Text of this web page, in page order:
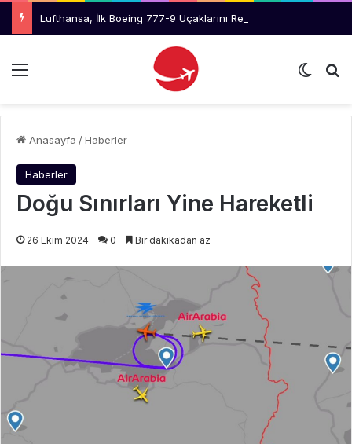
Menü Dış
Anasayfa /Haberler
Haberler
Doğu Sınırları Yine Hareketli
26 Ekim 2024 0 Bir dakikadan az